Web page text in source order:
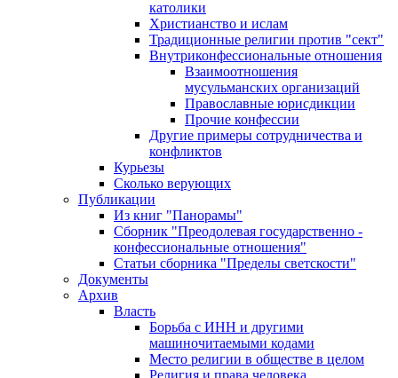
католики
Христианство и ислам
Традиционные религии против "сект"
Внутриконфессиональные отношения
Взаимоотношения
мусульманских организаций
Православные юрисдикции
Прочие конфессии
Другие примеры сотрудничества и
конфликтов
Курьезы
Сколько верующих
Публикации
Из книг "Панорамы"
Сборник "Преодолевая государственно -
конфессиональные отношения"
Статьи сборника "Пределы светскости"
Документы
Архив
Власть
Борьба с ИНН и другими
машиночитаемыми кодами
Место религии в обществе в целом
Религия и права человека